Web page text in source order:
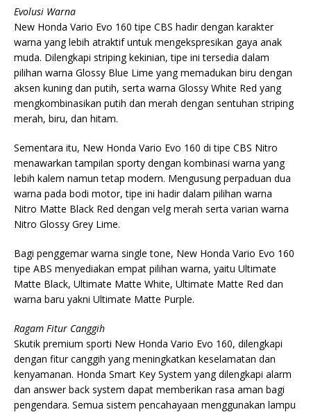
Evolusi Warna
New Honda Vario Evo 160 tipe CBS hadir dengan karakter
warna yang lebih atraktif untuk mengekspresikan gaya anak
muda. Dilengkapi striping kekinian, tipe ini tersedia dalam
pilihan warna Glossy Blue Lime yang memadukan biru dengan
aksen kuning dan putih, serta warna Glossy White Red yang
mengkombinasikan putih dan merah dengan sentuhan striping
merah, biru, dan hitam.
Sementara itu, New Honda Vario Evo 160 di tipe CBS Nitro
menawarkan tampilan sporty dengan kombinasi warna yang
lebih kalem namun tetap modern. Mengusung perpaduan dua
warna pada bodi motor, tipe ini hadir dalam pilihan warna
Nitro Matte Black Red dengan velg merah serta varian warna
Nitro Glossy Grey Lime.
Bagi penggemar warna single tone, New Honda Vario Evo 160
tipe ABS menyediakan empat pilihan warna, yaitu Ultimate
Matte Black, Ultimate Matte White, Ultimate Matte Red dan
warna baru yakni Ultimate Matte Purple.
Ragam Fitur Canggih
Skutik premium sporti New Honda Vario Evo 160, dilengkapi
dengan fitur canggih yang meningkatkan keselamatan dan
kenyamanan. Honda Smart Key System yang dilengkapi alarm
dan answer back system dapat memberikan rasa aman bagi
pengendara. Semua sistem pencahayaan menggunakan lampu